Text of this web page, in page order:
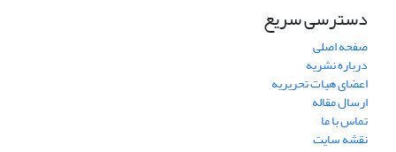
دسترسی سریع
صفحه اصلی
درباره نشریه
اعضای هیات تحریریه
ارسال مقاله
تماس با ما
نقشه سایت